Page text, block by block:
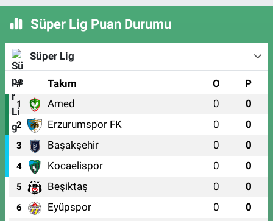
Süper Lig Puan Durumu
Süper Lig
# Takım O P
1 Amed 0 0
2 Erzurumspor FK 0 0
3 Başakşehir 0 0
4 Kocaelispor 0 0
5 Beşiktaş 0 0
6 Eyüpspor 0 0